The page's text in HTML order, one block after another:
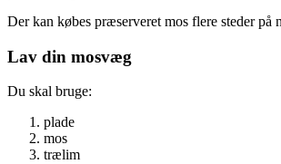
Der kan købes præserveret mos flere steder på
Lav din mosvæg
Du skal bruge:
plade
mos
trælim